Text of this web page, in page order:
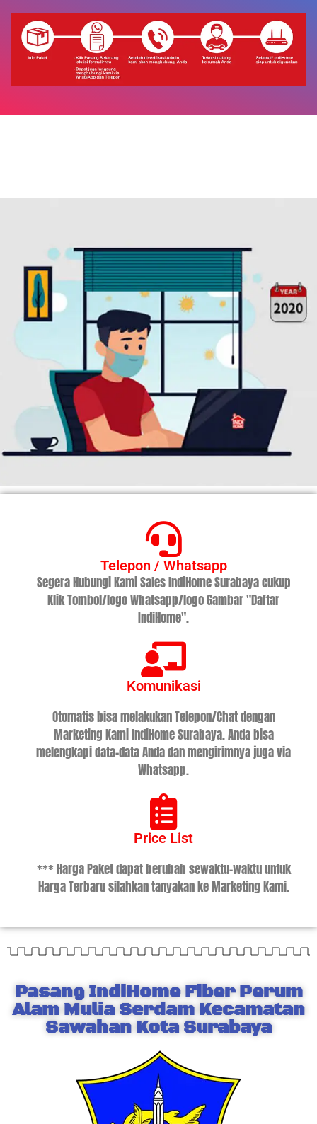
Telepon / Whatsapp
Segera Hubungi Kami Sales IndiHome Surabaya cukup
Klik Tombol/logo Whatsapp/logo Gambar "Daftar
IndiHome".
Komunikasi
Otomatis bisa melakukan Telepon/Chat dengan
Marketing Kami IndiHome Surabaya. Anda bisa
melengkapi data-data Anda dan mengirimnya juga via
Whatsapp.
Price List
*** Harga Paket dapat berubah sewaktu-waktu untuk
Harga Terbaru silahkan tanyakan ke Marketing Kami.
Pasang IndiHome Fiber Perum
Alam Mulia Serdam Kecamatan
Sawahan Kota Surabaya